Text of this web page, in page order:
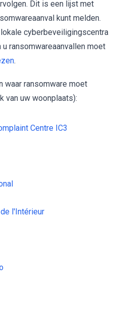
Dit is een lijst met
kunt melden.
cyberbeveiligingscentra
ransomwareaanvallen moet
.
waar ransomware moet
van uw woonplaats):
Centre IC3
l'Intérieur